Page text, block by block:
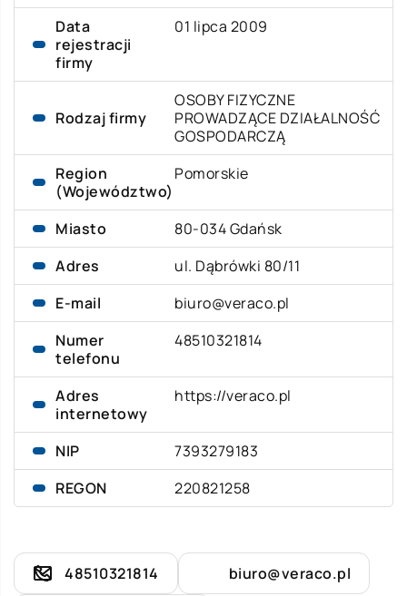
Data
rejestracji
firmy
01 lipca 2009
Rodzaj firmy
OSOBY FIZYCZNE
PROWADZĄCE DZIAŁALNOŚĆ
GOSPODARCZĄ
Region
(Województwo)
Pomorskie
Miasto
80-034 Gdańsk
Adres
ul. Dąbrówki 80/11
E-mail
biuro@veraco.pl
Numer
telefonu
48510321814
Adres
internetowy
https://veraco.pl
NIP
7393279183
REGON
220821258
48510321814 biuro@veraco.pl